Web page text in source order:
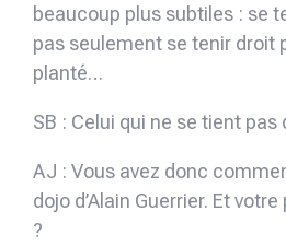
beaucoup plus subtiles : se
pas seulement se tenir droit
planté…
SB : Celui qui ne se tient
AJ : Vous avez donc
dojo d’Alain Guerrier. Et
?